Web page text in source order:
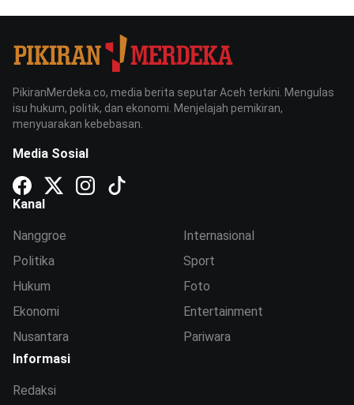
PikiranMerdeka.co, media berita seputar Aceh terkini. Mengulas
isu hukum, politik, dan ekonomi. Menjelajah pemikiran,
menyuarakan kebebasan.
Media Sosial
Kanal
Nanggroe
Politika
Hukum
Ekonomi
Nusantara
Internasional
Sport
Foto
Entertainment
Pariwara
Informasi
Redaksi